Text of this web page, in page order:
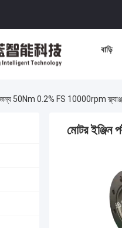
বাড়ি
জন্য 50Nm 0.2% FS 10000rpm ফ্ল্যাঞ্জ
মোটর ইঞ্জিন